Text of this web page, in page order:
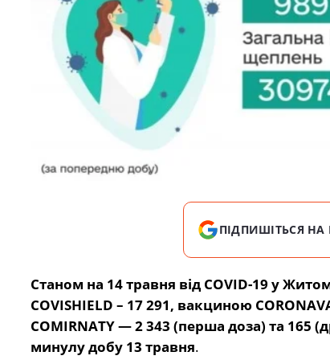
ПІДПИШІТЬСЯ НА
Станом на 14 травня від COVID-19 у
COVISHIELD – 17 291, вакциною
COMIRNATY—2 343 (перша доза) та 165
минулу добу 13 травня.